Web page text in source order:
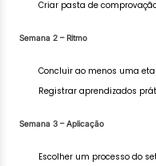
Criar pasta de
Semana 2 – Ritmo
Concluir ao menos uma
Registrar aprendizados
Semana 3 – Aplicação
Escolher um processo do